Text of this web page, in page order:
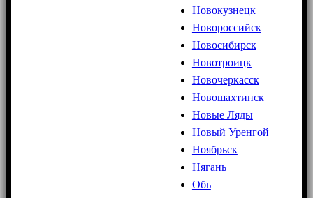
Новокузнецк
Новороссийск
Новосибирск
Новотроицк
Новочеркасск
Новошахтинск
Новые Ляды
Новый Уренгой
Ноябрьск
Нягань
Обь